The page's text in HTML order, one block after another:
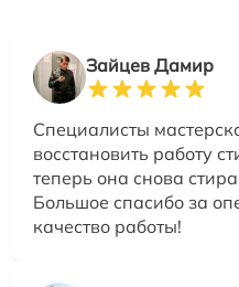
Зайцев Дамир
Специалисты
восстановить работу
теперь она снова
Большое спасибо за
качество работы!